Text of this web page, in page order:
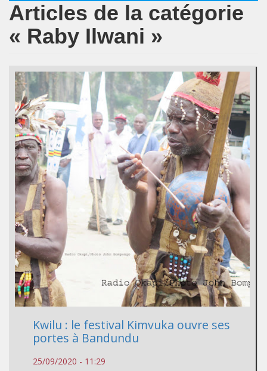
Articles de la catégorie
« Raby Ilwani »
Kwilu : le festival Kimvuka ouvre ses
portes à Bandundu
25/09/2020 - 11:29